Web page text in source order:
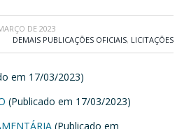
DE 2023
DEMAIS PUBLICAÇÕES OFICIAIS, LICITAÇÕES
em 17/03/2023)
(Publicado em 17/03/2023)
(Publicado em